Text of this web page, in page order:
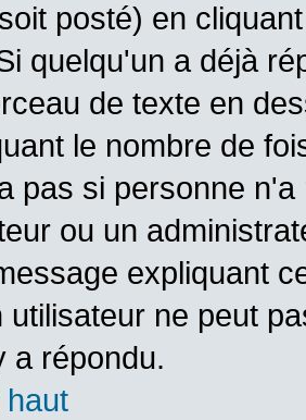
posté) en
quelqu'un a déjà
de texte en
le nombre de
pas si personne
ou un
expliquant
utilisateur ne peut
a répondu.
haut